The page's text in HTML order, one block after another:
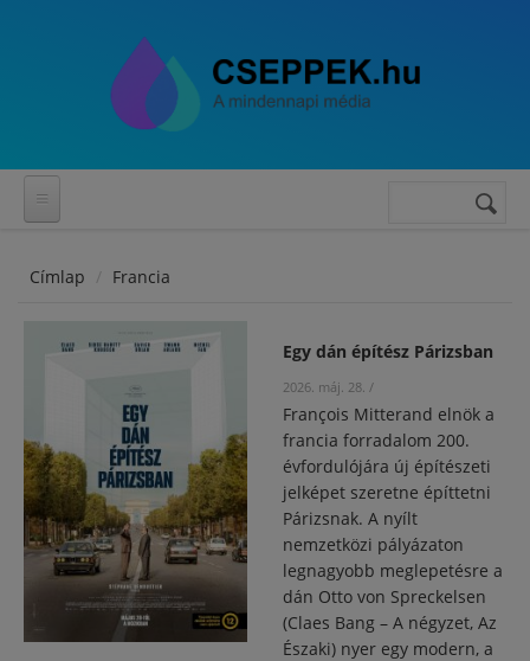
Keresés
Címlap Francia
Egy dán építész Párizsban
2026. máj. 28. /
François Mitterand elnök a
francia forradalom 200.
évfordulójára új építészeti
jelképet szeretne építtetni
Párizsnak. A nyílt
nemzetközi pályázaton
legnagyobb meglepetésre a
dán Otto von Spreckelsen
(Claes Bang – A négyzet, Az
Északi) nyer egy modern, a